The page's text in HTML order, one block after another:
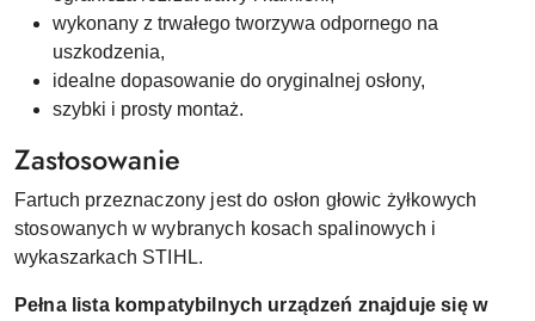
wykonany z trwałego tworzywa odpornego na
uszkodzenia,
idealne dopasowanie do oryginalnej osłony,
szybki i prosty montaż.
Zastosowanie
Fartuch przeznaczony jest do osłon głowic żyłkowych
stosowanych w wybranych kosach spalinowych i
wykaszarkach STIHL.
Pełna lista kompatybilnych urządzeń znajduje się w